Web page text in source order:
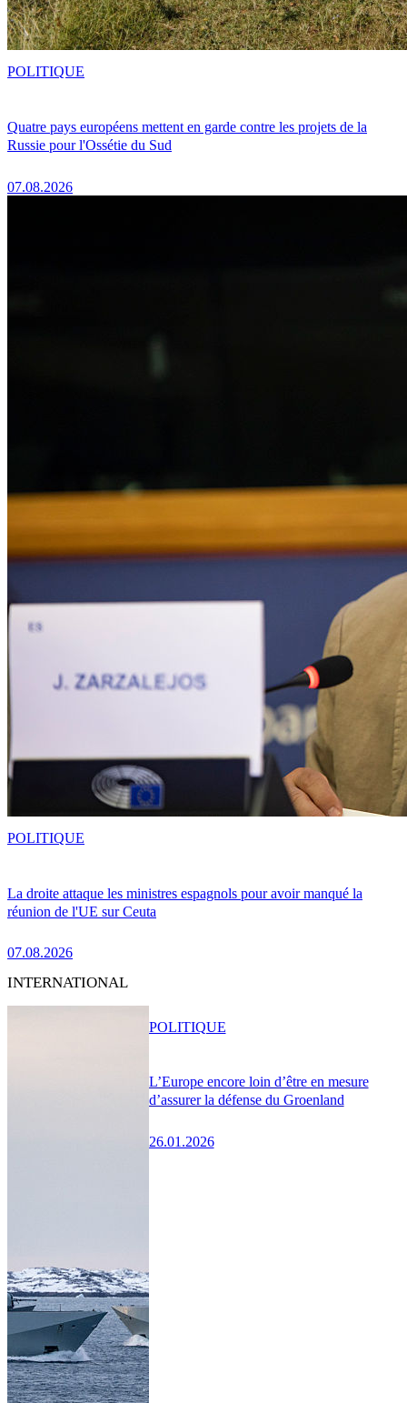
Quatre pays européens mettent en garde contre les projets de la
Russie pour l'Ossétie du Sud
07.08.2026
POLITIQUE
La droite attaque les ministres espagnols pour avoir manqué la
réunion de l'UE sur Ceuta
07.08.2026
POLITIQUE
INTERNATIONAL
L’Europe encore loin d’être en mesure
d’assurer la défense du Groenland
26.01.2026
POLITIQUE